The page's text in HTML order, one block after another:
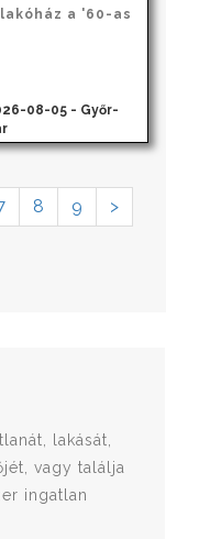
a '60-as
08-05 - Győr-
8 9
>
lakását,
vagy találja
ingatlan